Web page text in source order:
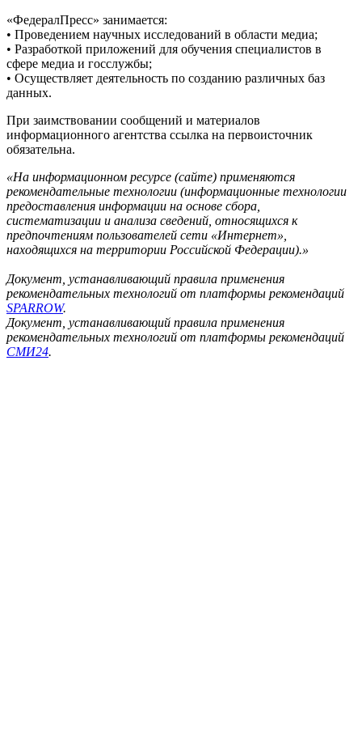
«ФедералПресс» занимается:
• Проведением научных исследований в области медиа;
• Разработкой приложений для обучения специалистов в
сфере медиа и госслужбы;
• Осуществляет деятельность по созданию различных баз
данных.
При заимствовании сообщений и материалов
информационного агентства ссылка на первоисточник
обязательна.
«На информационном ресурсе (сайте) применяются
рекомендательные технологии (информационные технологии
предоставления информации на основе сбора,
систематизации и анализа сведений, относящихся к
предпочтениям пользователей сети «Интернет»,
находящихся на территории Российской Федерации).»
Документ, устанавливающий правила применения
рекомендательных технологий от платформы рекомендаций
SPARROW.
Документ, устанавливающий правила применения
рекомендательных технологий от платформы рекомендаций
СМИ24.